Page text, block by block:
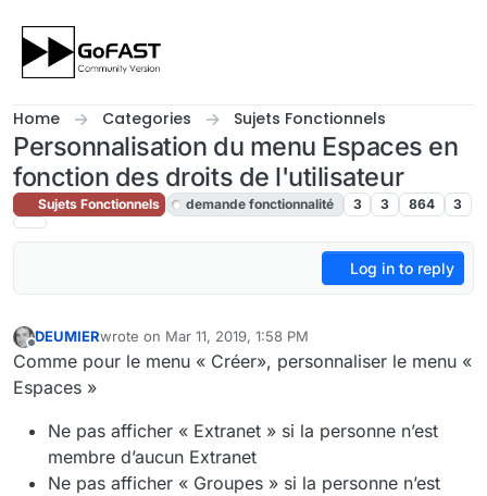
Home Categories Sujets Fonctionnels
Personnalisation du menu Espaces en
fonction des droits de l'utilisateur
Sujets Fonctionnels demande fonctionnalité 3 3 864 3
Log in to reply
DEUMIERwrote on Mar 11, 2019, 1:58 PM
last edited by cpotterMar 18, 2019, 9:00 AM
Comme pour le menu « Créer», personnaliser le menu «
Espaces »
Ne pas afficher « Extranet » si la personne n’est
membre d’aucun Extranet
Ne pas afficher « Groupes » si la personne n’est